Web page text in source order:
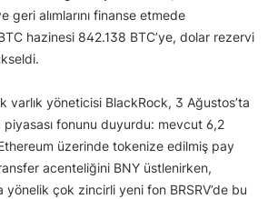
geri alımlarını finanse etmede
hazinesi 842.138 BTC’ye, dolar rezervi
varlık yöneticisi BlackRock, 3 Ağustos’ta
fonunu duyurdu: mevcut 6,2
üzerinde tokenize edilmiş pay
transfer acenteliğini BNY üstlenirken,
yönelik çok zincirli yeni fon BRSRV’de bu